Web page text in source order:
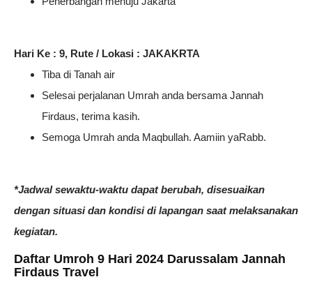
Hari Ke : 9, Rute / Lokasi : JAKAKRTA
Tiba di Tanah air
Selesai perjalanan Umrah anda bersama Jannah
Firdaus, terima kasih.
Semoga Umrah anda Maqbullah. Aamiin yaRabb.
*Jadwal sewaktu-waktu dapat berubah, disesuaikan
dengan situasi dan kondisi di lapangan saat melaksanakan
kegiatan.
Daftar Umroh 9 Hari 2024 Darussalam Jannah
Firdaus Travel